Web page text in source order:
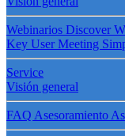
Webinarios Discover
Key User Meeting
Service
Visión general
FAQ Asesoramiento